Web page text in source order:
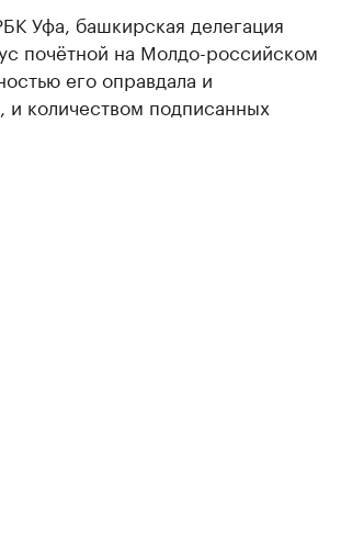
Уфа, башкирская делегация
почётной на Молдо-российском
его оправдала и
и количеством подписанных